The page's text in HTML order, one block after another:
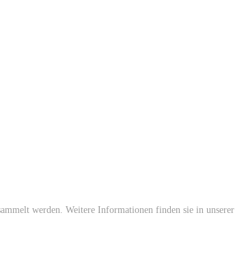
werden. Weitere Informationen finden sie in unserer